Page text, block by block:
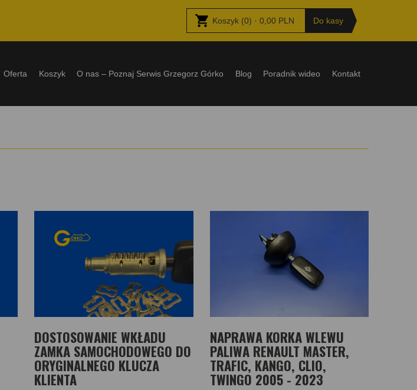
Koszyk (0) · 0,00 PLN Do kasy
Oferta Koszyk O nas – Poznaj Serwis Grzegorz Górko Blog Poradnik wideo Kontakt
DOSTOSOWANIE WKŁADU
ZAMKA SAMOCHODOWEGO DO
ORYGINALNEGO KLUCZA
KLIENTA
NAPRAWA KORKA WLEWU
PALIWA RENAULT MASTER,
TRAFIC, KANGO, CLIO,
TWINGO 2005 - 2023